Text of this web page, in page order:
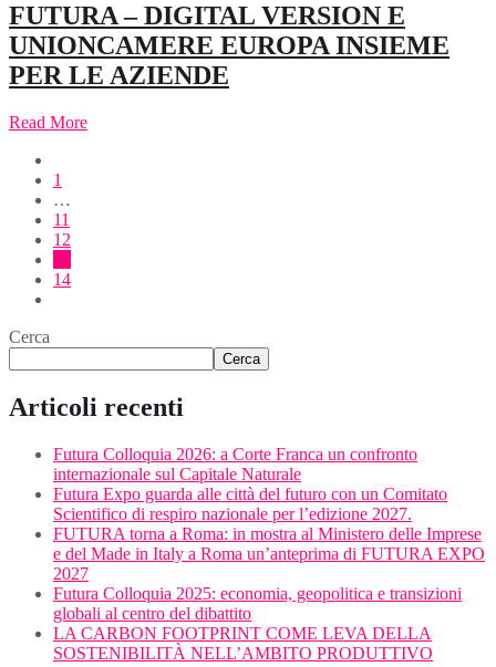
FUTURA – DIGITAL VERSION E
UNIONCAMERE EUROPA INSIEME
PER LE AZIENDE
Read More
1
…
11
12
14
Cerca
Cerca
Articoli recenti
Futura Colloquia 2026: a Corte Franca un confronto
internazionale sul Capitale Naturale
Futura Expo guarda alle città del futuro con un Comitato
Scientifico di respiro nazionale per l’edizione 2027.
FUTURA torna a Roma: in mostra al Ministero delle Imprese
e del Made in Italy a Roma un’anteprima di FUTURA EXPO
2027
Futura Colloquia 2025: economia, geopolitica e transizioni
globali al centro del dibattito
LA CARBON FOOTPRINT COME LEVA DELLA
SOSTENIBILITÀ NELL’AMBITO PRODUTTIVO